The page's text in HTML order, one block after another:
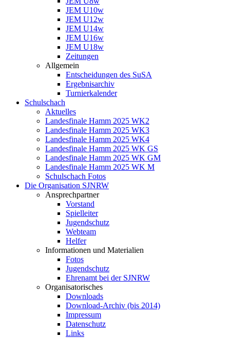
JEM U10w
JEM U12w
JEM U14w
JEM U16w
JEM U18w
Zeitungen
Allgemein
Entscheidungen des SuSA
Ergebnisarchiv
Turnierkalender
Schulschach
Aktuelles
Landesfinale Hamm 2025 WK2
Landesfinale Hamm 2025 WK3
Landesfinale Hamm 2025 WK4
Landesfinale Hamm 2025 WK GS
Landesfinale Hamm 2025 WK GM
Landesfinale Hamm 2025 WK M
Schulschach Fotos
Die Organisation SJNRW
Ansprechpartner
Vorstand
Spielleiter
Jugendschutz
Webteam
Helfer
Informationen und Materialien
Fotos
Jugendschutz
Ehrenamt bei der SJNRW
Organisatorisches
Downloads
Download-Archiv (bis 2014)
Impressum
Datenschutz
Links